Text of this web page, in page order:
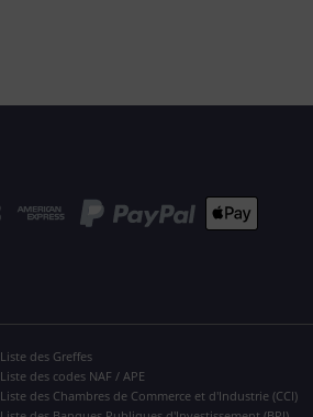
Liste des Greffes
Liste des codes NAF / APE
Liste des Chambres de Commerce et d'Industrie (CCI)